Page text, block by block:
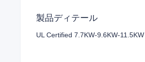
製品ディテール
UL Certified 7.7KW-9.6KW-